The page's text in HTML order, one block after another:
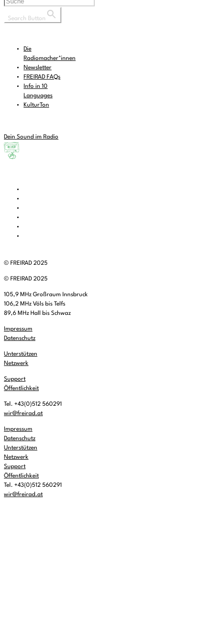
Search Button
Die
Radiomacher*innen
Newsletter
FREIRAD FAQs
Info in 10
Languages
KulturTon
Dein Sound im Radio
© FREIRAD 2025
© FREIRAD 2025
105,9 MHz Großraum Innsbruck
106,2 MHz Völs bis Telfs
89,6 MHz Hall bis Schwaz
Impressum
Datenschutz
Unterstützen
Netzwerk
Support
Öffentlichkeit
Tel. +43(0)512 560291
wir@freirad.at
Impressum
Datenschutz
Unterstützen
Netzwerk
Support
Öffentlichkeit
Tel. +43(0)512 560291
wir@freirad.at